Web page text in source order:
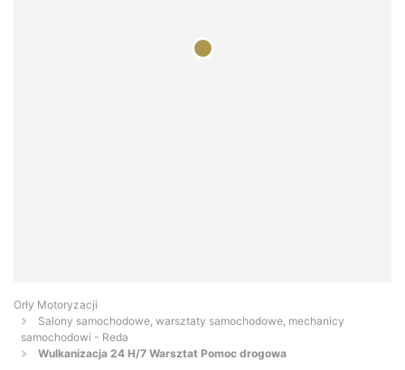
Orły Motoryzacji
Salony samochodowe, warsztaty samochodowe, mechanicy
samochodowi - Reda
Wulkanizacja 24 H/7 Warsztat Pomoc drogowa